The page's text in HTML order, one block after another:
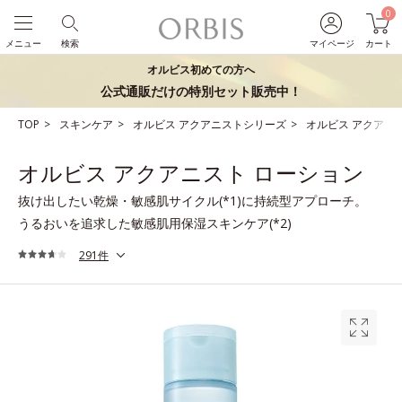
マイページ
0
カート
検索
メニュー
オルビス初めての方へ
公式通販だけの特別セット販売中！
TOP スキンケア オルビス アクアニストシリーズ オルビス アクアニ
オルビス アクアニスト ローション
抜け出したい乾燥・敏感肌サイクル(*1)に持続型アプローチ。
うるおいを追求した敏感肌用保湿スキンケア(*2)
291件